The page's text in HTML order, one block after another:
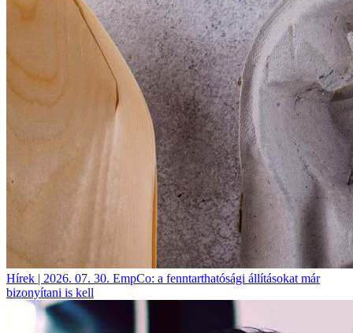
Hírek | 2026. 07. 30. EmpCo: a fenntarthatósági állításokat már
bizonyítani is kell